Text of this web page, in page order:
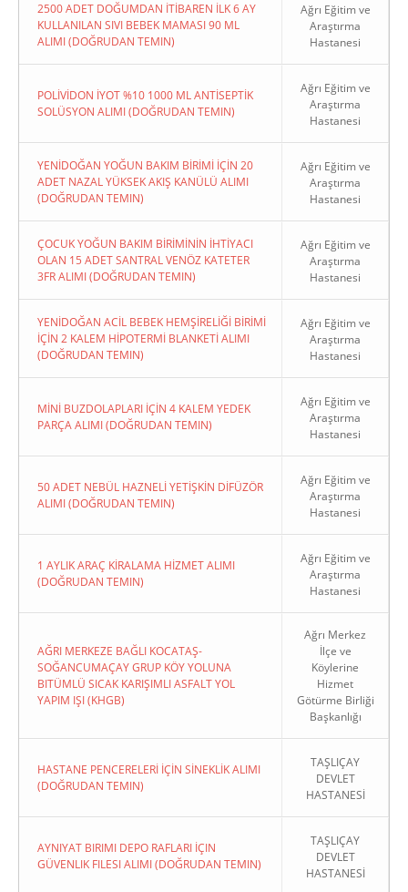
2500 ADET DOĞUMDAN İTİBAREN İLK 6 AY
KULLANILAN SIVI BEBEK MAMASI 90 ML
ALIMI (DOĞRUDAN TEMIN)
Ağrı Eğitim ve
Araştırma
Hastanesi
POLİVİDON İYOT %10 1000 ML ANTİSEPTİK
SOLÜSYON ALIMI (DOĞRUDAN TEMIN)
Ağrı Eğitim ve
Araştırma
Hastanesi
YENİDOĞAN YOĞUN BAKIM BİRİMİ İÇİN 20
ADET NAZAL YÜKSEK AKIŞ KANÜLÜ ALIMI
(DOĞRUDAN TEMIN)
Ağrı Eğitim ve
Araştırma
Hastanesi
ÇOCUK YOĞUN BAKIM BİRİMİNİN İHTİYACI
OLAN 15 ADET SANTRAL VENÖZ KATETER
3FR ALIMI (DOĞRUDAN TEMIN)
Ağrı Eğitim ve
Araştırma
Hastanesi
YENİDOĞAN ACİL BEBEK HEMŞİRELİĞİ BİRİMİ
İÇİN 2 KALEM HİPOTERMİ BLANKETİ ALIMI
(DOĞRUDAN TEMIN)
Ağrı Eğitim ve
Araştırma
Hastanesi
MİNİ BUZDOLAPLARI İÇİN 4 KALEM YEDEK
PARÇA ALIMI (DOĞRUDAN TEMIN)
Ağrı Eğitim ve
Araştırma
Hastanesi
50 ADET NEBÜL HAZNELİ YETİŞKİN DİFÜZÖR
ALIMI (DOĞRUDAN TEMIN)
Ağrı Eğitim ve
Araştırma
Hastanesi
1 AYLIK ARAÇ KİRALAMA HİZMET ALIMI
(DOĞRUDAN TEMIN)
Ağrı Eğitim ve
Araştırma
Hastanesi
AĞRI MERKEZE BAĞLI KOCATAŞ-
SOĞANCUMAÇAY GRUP KÖY YOLUNA
BITÜMLÜ SICAK KARIŞIMLI ASFALT YOL
YAPIM IŞI (KHGB)
Ağrı Merkez
İlçe ve
Köylerine
Hizmet
Götürme Birliği
Başkanlığı
HASTANE PENCERELERİ İÇİN SİNEKLİK ALIMI
(DOĞRUDAN TEMIN)
TAŞLIÇAY
DEVLET
HASTANESİ
AYNIYAT BIRIMI DEPO RAFLARI İÇIN
GÜVENLIK FILESI ALIMI (DOĞRUDAN TEMIN)
TAŞLIÇAY
DEVLET
HASTANESİ